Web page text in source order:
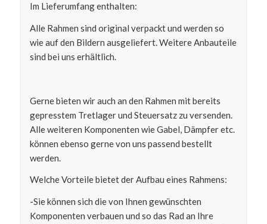
Im Lieferumfang enthalten:
Alle Rahmen sind original verpackt und werden so
wie auf den Bildern ausgeliefert. Weitere Anbauteile
sind bei uns erhältlich.
Gerne bieten wir auch an den Rahmen mit bereits
gepresstem Tretlager und Steuersatz zu versenden.
Alle weiteren Komponenten wie Gabel, Dämpfer etc.
können ebenso gerne von uns passend bestellt
werden.
Welche Vorteile bietet der Aufbau eines Rahmens:
-Sie können sich die von Ihnen gewünschten
Komponenten verbauen und so das Rad an Ihre